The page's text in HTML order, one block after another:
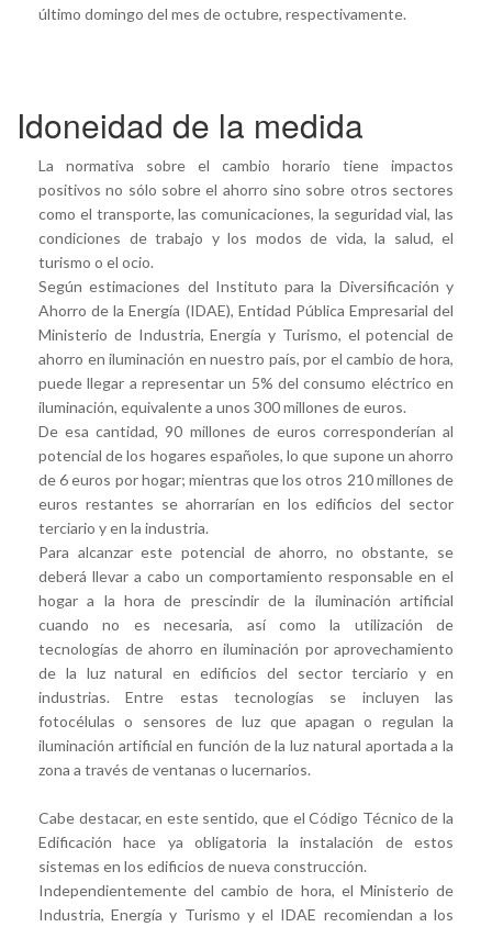
último domingo del mes de octubre, respectivamente.
Idoneidad de la medida
La normativa sobre el cambio horario tiene impactos
positivos no sólo sobre el ahorro sino sobre otros sectores
como el transporte, las comunicaciones, la seguridad vial, las
condiciones de trabajo y los modos de vida, la salud, el
turismo o el ocio.
Según estimaciones del Instituto para la Diversificación y
Ahorro de la Energía (IDAE), Entidad Pública Empresarial del
Ministerio de Industria, Energía y Turismo, el potencial de
ahorro en iluminación en nuestro país, por el cambio de hora,
puede llegar a representar un 5% del consumo eléctrico en
iluminación, equivalente a unos 300 millones de euros.
De esa cantidad, 90 millones de euros corresponderían al
potencial de los hogares españoles, lo que supone un ahorro
de 6 euros por hogar; mientras que los otros 210 millones de
euros restantes se ahorrarían en los edificios del sector
terciario y en la industria.
Para alcanzar este potencial de ahorro, no obstante, se
deberá llevar a cabo un comportamiento responsable en el
hogar a la hora de prescindir de la iluminación artificial
cuando no es necesaria, así como la utilización de
tecnologías de ahorro en iluminación por aprovechamiento
de la luz natural en edificios del sector terciario y en
industrias. Entre estas tecnologías se incluyen las
fotocélulas o sensores de luz que apagan o regulan la
iluminación artificial en función de la luz natural aportada a la
zona a través de ventanas o lucernarios.
Cabe destacar, en este sentido, que el Código Técnico de la
Edificación hace ya obligatoria la instalación de estos
sistemas en los edificios de nueva construcción.
Independientemente del cambio de hora, el Ministerio de
Industria, Energía y Turismo y el IDAE recomiendan a los